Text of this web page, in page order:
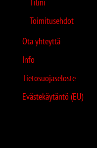
Toimitusehdot
Ota yhteyttä
Info
Tietosuojaseloste
Evästekäytäntö (EU)